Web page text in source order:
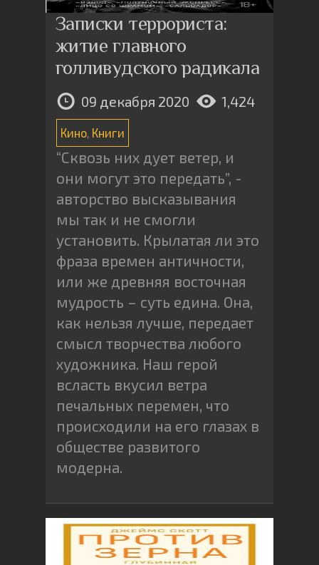
Записки террориста:
житие главного
голливудского радикала
09 декабря 2020 1,424
Кино, Книги
“Сквозь них дует ветер, и
они могут это передать”, -
авторство высказывания
мы так и не смогли
установить. Крылатая ли это
фраза времен античности,
или же древняя восточная
мудрость – суть едина. Она,
как нельзя лучше, передает
смысл творчества любого
художника. Наш герой
всласть вкусил ветра
печальных перемен, что
происходили на его глазах в
обществе развитого
модерна.